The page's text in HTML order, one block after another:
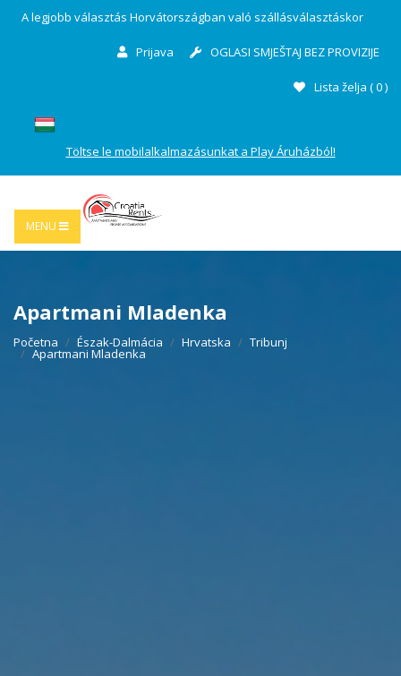
A legjobb választás Horvátországban való szállásválasztáskor
Prijava OGLASI SMJEŠTAJ BEZ PROVIZIJE
Lista želja (0)
Töltse le mobilalkalmazásunkat a Play Áruházból!
MENU
Apartmani Mladenka
Početna Észak-Dalmácia Hrvatska Tribunj
Apartmani Mladenka